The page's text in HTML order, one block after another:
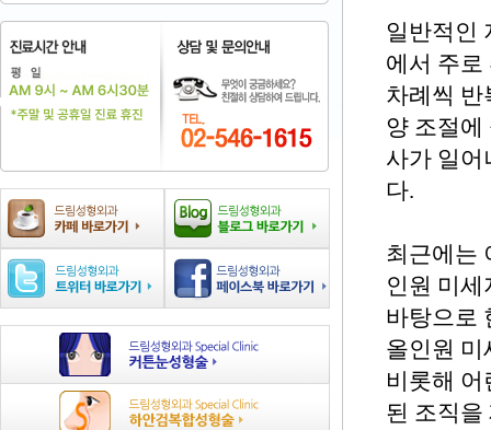
일반적인
에서 주로
차례씩 반
양 조절에
사가 일어
다.
최근에는
인원 미
바탕으로
올인원 미
비롯해
된 조직을